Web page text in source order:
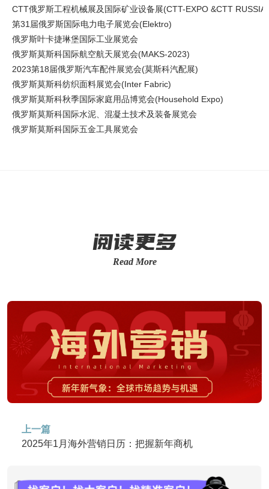
CTT俄罗斯工程机械展及国际矿业设备展(CTT-EXPO &CTT RUSSIA)
第31届俄罗斯国际电力电子展览会(Elektro)
俄罗斯叶卡捷琳堡国际工业展览会
俄罗斯莫斯科国际航空航天展览会(MAKS-2023)
2023第18届俄罗斯汽车配件展览会(莫斯科汽配展)
俄罗斯莫斯科纺织面料展览会(Inter Fabric)
俄罗斯莫斯科秋季国际家庭用品博览会(Household Expo)
俄罗斯莫斯科国际水泥、混凝土技术及装备展览会
俄罗斯莫斯科国际五金工具展览会
阅读更多
Read More
上一篇
2025年1月海外营销日历：把握新年商机